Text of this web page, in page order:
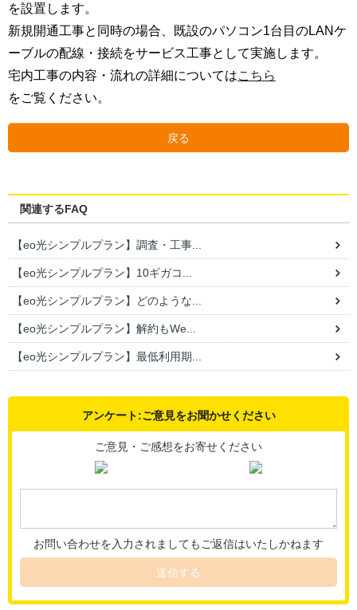
を設置します。
新規開通工事と同時の場合、既設のパソコン1台目のLANケ
ーブルの配線・接続をサービス工事として実施します。
宅内工事の内容・流れの詳細についてはこちら
をご覧ください。
戻る
関連するFAQ
【eo光シンプルプラン】調査・工事...
【eo光シンプルプラン】10ギガコ...
【eo光シンプルプラン】どのような...
【eo光シンプルプラン】解約もWe...
【eo光シンプルプラン】最低利用期...
アンケート:ご意見をお聞かせください
ご意見・ご感想をお寄せください
お問い合わせを入力されましてもご返信はいたしかねます
送信する